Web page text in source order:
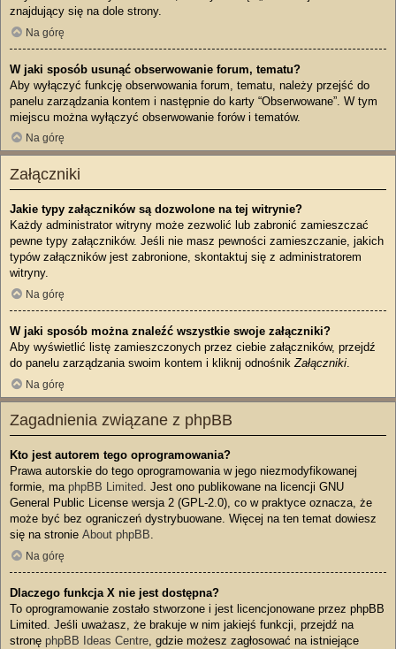
znajdujący się na dole strony.
Na górę
W jaki sposób usunąć obserwowanie forum, tematu?
Aby wyłączyć funkcję obserwowania forum, tematu, należy przejść do
panelu zarządzania kontem i następnie do karty “Obserwowane”. W tym
miejscu można wyłączyć obserwowanie forów i tematów.
Na górę
Załączniki
Jakie typy załączników są dozwolone na tej witrynie?
Każdy administrator witryny może zezwolić lub zabronić zamieszczać
pewne typy załączników. Jeśli nie masz pewności zamieszczanie, jakich
typów załączników jest zabronione, skontaktuj się z administratorem
witryny.
Na górę
W jaki sposób można znaleźć wszystkie swoje załączniki?
Aby wyświetlić listę zamieszczonych przez ciebie załączników, przejdź
do panelu zarządzania swoim kontem i kliknij odnośnikZałączniki.
Na górę
Zagadnienia związane z phpBB
Kto jest autorem tego oprogramowania?
Prawa autorskie do tego oprogramowania w jego niezmodyfikowanej
formie, ma phpBB Limited. Jest ono publikowane na licencji GNU
General Public License wersja 2 (GPL-2.0), co w praktyce oznacza, że
może być bez ograniczeń dystrybuowane. Więcej na ten temat dowiesz
się na stronie About phpBB.
Na górę
Dlaczego funkcja X nie jest dostępna?
To oprogramowanie zostało stworzone i jest licencjonowane przez phpBB
Limited. Jeśli uważasz, że brakuje w nim jakiejś funkcji, przejdź na
stronę phpBB Ideas Centre, gdzie możesz zagłosować na istniejące